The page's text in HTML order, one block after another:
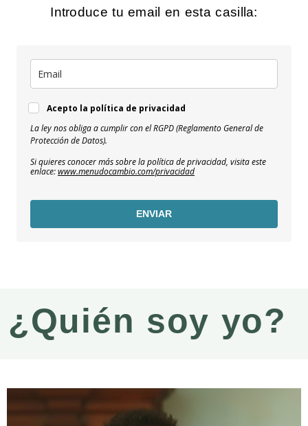
Introduce tu email en esta casilla:
Acepto la política de privacidad
La ley nos obliga a cumplir con el RGPD (Reglamento General de
Protección de Datos).
Si quieres conocer más sobre la política de privacidad, visita este
enlace:www.menudocambio.com/privacidad
ENVIAR
¿Quién soy yo?